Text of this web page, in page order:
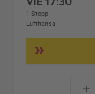
1 Stopp
Lufthansa